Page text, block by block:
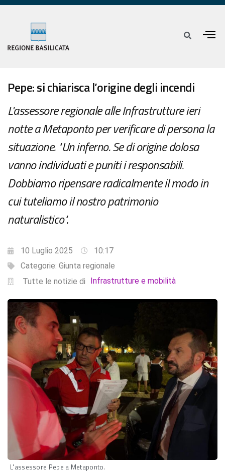
Pepe: si chiarisca l’origine degli incendi
L'assessore regionale alle Infrastrutture ieri
notte a Metaponto per verificare di persona la
situazione. "Un inferno. Se di origine dolosa
vanno individuati e puniti i responsabili.
Dobbiamo ripensare radicalmente il modo in
cui tuteliamo il nostro patrimonio
naturalistico".
10 Luglio 2025
10:17
Categorie: Giunta regionale
Tutte le notizie di
Infrastrutture e mobilità
L'assessore Pepe a Metaponto.